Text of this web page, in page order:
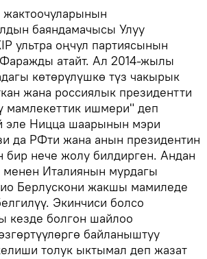
баяндамачысы Улуу
ультра оңчул партиясынын
атайт. Ал 2014-жылы
көтөрүлүшкө түз чакырык
жана россиялык президентти
мамлекеттик ишмери" деп
эле Ницца шаарынын мэри
да РФти жана анын президентин
бир нече жолу билдирген. Андан
Италиянын мурдагы
Берлускони жакшы мамиледе
Экинчиси болсо
кезде болгон шайлоо
байланыштуу
толук ыктымал деп жазат